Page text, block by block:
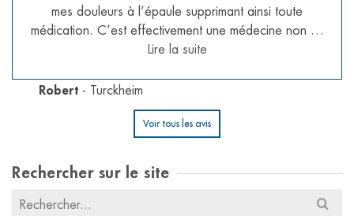
mes douleurs à l’épaule supprimant ainsi toute
médication. C’est effectivement une médecine non …
Lire la suite
Robert - Turckheim
Voir tous les avis
Rechercher sur le site
Résultats